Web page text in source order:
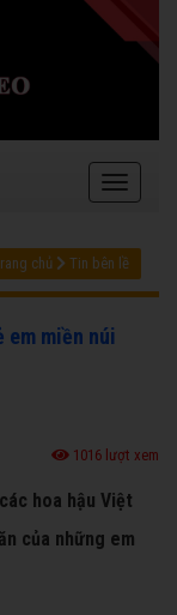
chủ Tin bên lề
em miền núi
1016 lượt xem
hoa hậu Việt
của những em